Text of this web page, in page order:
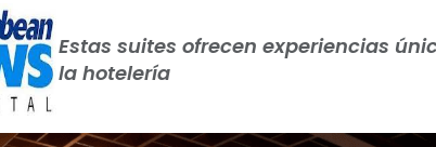
Estas suites ofrecen experiencias
la hotelería